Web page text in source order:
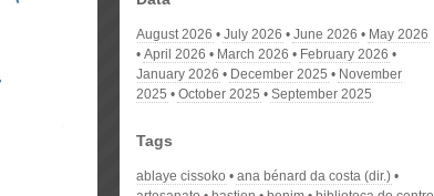
August 2026 July 2026 June 2026
May 2026
April 2026
March 2026
February 2026
January 2026
December 2025
November
2025
October 2025 September 2025
Tags
ablaye cissoko
ana bénard da costa (dir.)